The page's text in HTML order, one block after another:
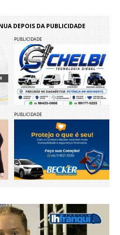
DEPOIS DA PUBLICIDADE
PUBLICIDADE
PUBLICIDADE